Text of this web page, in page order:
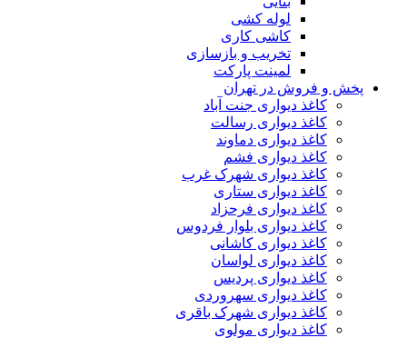
کاشی کاری
تخریب و بازسازی
لمینت پارکت
فروش در تهران
کاغذ دیواری جنت آباد
کاغذ دیواری رسالت
کاغذ دیواری دماوند
کاغذ دیواری فشم
کاغذ دیواری شهرک غرب
کاغذ دیواری ستاری
کاغذ دیواری فرحزاد
کاغذ دیواری بلوار فردوس
کاغذ دیواری کاشانی
کاغذ دیواری لواسان
کاغذ دیواری پردیس
کاغذ دیواری سهروردی
کاغذ دیواری شهرک باقری
کاغذ دیواری مولوی